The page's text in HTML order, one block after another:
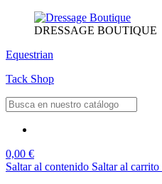
DRESSAGE BOUTIQUE
Equestrian
Tack Shop
0,00 €
Saltar al contenido Saltar al carrito